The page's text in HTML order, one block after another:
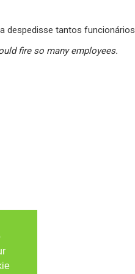
despedisse tantos funcionários.
fire so many employees.